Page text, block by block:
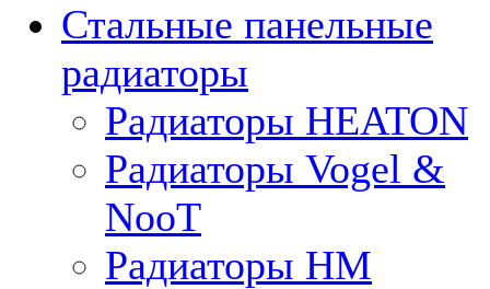
Стальные панельные
радиаторы
Радиаторы HEATON
Радиаторы Vogel &
NooT
Радиаторы HM